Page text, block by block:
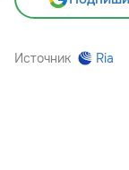
Источник Ria